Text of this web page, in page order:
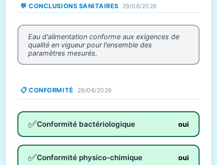
💬 CONCLUSIONS SANITAIRES 29/06/2026
Eau d'alimentation conforme aux exigences de
qualité en vigueur pour l'ensemble des
paramètres mesurés.
📋 CONFORMITÉ 29/06/2026
✅Conformité bactériologique oui
✅Conformité physico-chimique oui